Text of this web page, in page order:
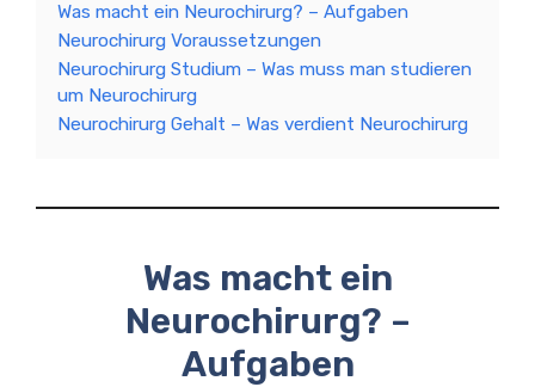
Was macht ein Neurochirurg? – Aufgaben
Neurochirurg Voraussetzungen
Neurochirurg Studium – Was muss man studieren
um Neurochirurg
Neurochirurg Gehalt – Was verdient Neurochirurg
Was macht ein
Neurochirurg? –
Aufgaben